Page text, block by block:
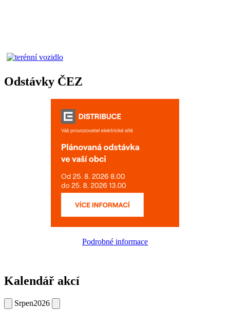
Odstávky ČEZ
Podrobné informace
Kalendář akcí
Srpen2026